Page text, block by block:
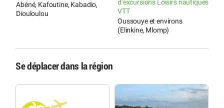
Abéné, Kafoutine, Kabadio,
Diouloulou
d’excursions Loisirs nautiques
VTT
Oussouye et environs
(Elinkine, Mlomp)
Se déplacer dans la région